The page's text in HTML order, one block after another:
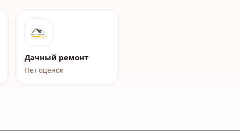
Дачный ремонт
Нет оценок